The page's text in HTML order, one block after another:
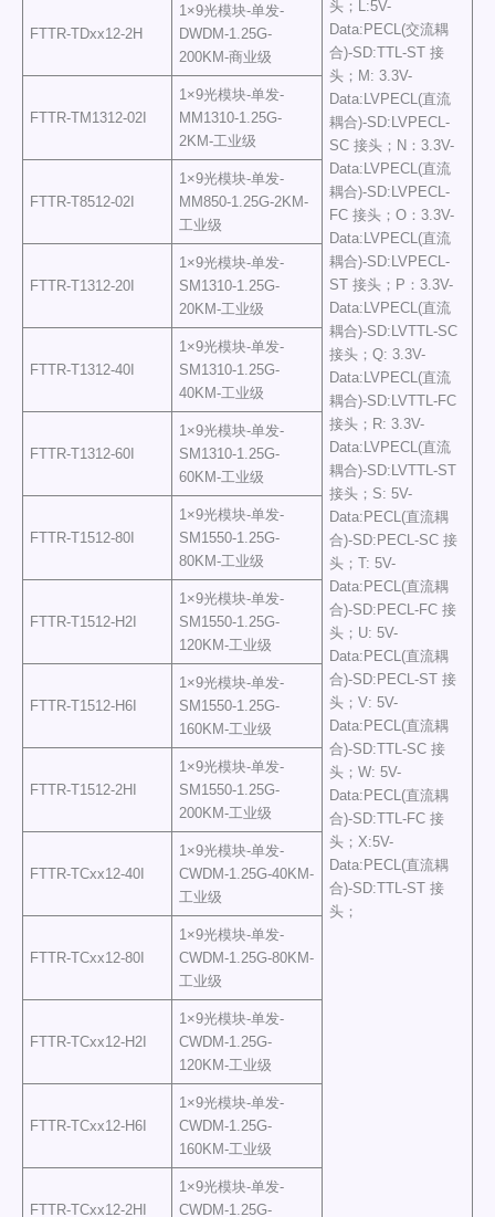
头；L:5V-
Data:PECL(交流耦
合)-SD:TTL-ST 接
头；M: 3.3V-
Data:LVPECL(直流
耦合)-SD:LVPECL-
SC 接头；N：3.3V-
Data:LVPECL(直流
耦合)-SD:LVPECL-
FC 接头；O：3.3V-
Data:LVPECL(直流
耦合)-SD:LVPECL-
ST 接头；P：3.3V-
Data:LVPECL(直流
耦合)-SD:LVTTL-SC
接头；Q: 3.3V-
Data:LVPECL(直流
耦合)-SD:LVTTL-FC
接头；R: 3.3V-
Data:LVPECL(直流
耦合)-SD:LVTTL-ST
接头；S: 5V-
Data:PECL(直流耦
合)-SD:PECL-SC 接
头；T: 5V-
Data:PECL(直流耦
合)-SD:PECL-FC 接
头；U: 5V-
Data:PECL(直流耦
合)-SD:PECL-ST 接
头；V: 5V-
Data:PECL(直流耦
合)-SD:TTL-SC 接
头；W: 5V-
Data:PECL(直流耦
合)-SD:TTL-FC 接
头；X:5V-
Data:PECL(直流耦
合)-SD:TTL-ST 接
头；
FTTR-TDxx12-2H
1×9光模块-单发-
DWDM-1.25G-
200KM-商业级
FTTR-TM1312-02I
1×9光模块-单发-
MM1310-1.25G-
2KM-工业级
FTTR-T8512-02I
1×9光模块-单发-
MM850-1.25G-2KM-
工业级
FTTR-T1312-20I
1×9光模块-单发-
SM1310-1.25G-
20KM-工业级
FTTR-T1312-40I
1×9光模块-单发-
SM1310-1.25G-
40KM-工业级
FTTR-T1312-60I
1×9光模块-单发-
SM1310-1.25G-
60KM-工业级
FTTR-T1512-80I
1×9光模块-单发-
SM1550-1.25G-
80KM-工业级
FTTR-T1512-H2I
1×9光模块-单发-
SM1550-1.25G-
120KM-工业级
FTTR-T1512-H6I
1×9光模块-单发-
SM1550-1.25G-
160KM-工业级
FTTR-T1512-2HI
1×9光模块-单发-
SM1550-1.25G-
200KM-工业级
FTTR-TCxx12-40I
1×9光模块-单发-
CWDM-1.25G-40KM-
工业级
FTTR-TCxx12-80I
1×9光模块-单发-
CWDM-1.25G-80KM-
工业级
FTTR-TCxx12-H2I
1×9光模块-单发-
CWDM-1.25G-
120KM-工业级
FTTR-TCxx12-H6I
1×9光模块-单发-
CWDM-1.25G-
160KM-工业级
FTTR-TCxx12-2HI
1×9光模块-单发-
CWDM-1.25G-